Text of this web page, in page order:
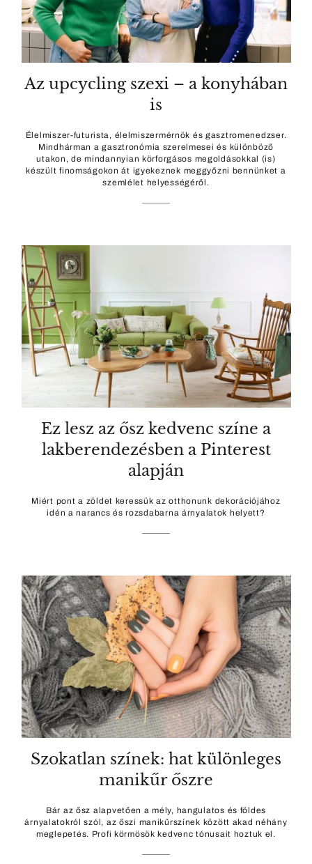
Az upcycling szexi – a konyhában
is
Élelmiszer-futurista, élelmiszermérnök és gasztromenedzser.
Mindhárman a gasztronómia szerelmesei és különböző
utakon, de mindannyian körforgásos megoldásokkal (is)
készült finomságokon át igyekeznek meggyőzni bennünket a
szemlélet helyességéről.
Ez lesz az ősz kedvenc színe a
lakberendezésben a Pinterest
alapján
Miért pont a zöldet keressük az otthonunk dekorációjához
idén a narancs és rozsdabarna árnyalatok helyett?
Szokatlan színek: hat különleges
manikűr őszre
Bár az ősz alapvetően a mély, hangulatos és földes
árnyalatokról szól, az őszi manikűrszínek között akad néhány
meglepetés. Profi körmösök kedvenc tónusait hoztuk el.